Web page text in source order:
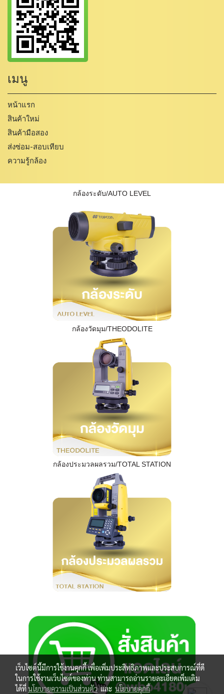
เมนู
หน้าแรก
สินค้าใหม่
สินค้ามือสอง
ส่งซ่อม-สอบเทียบ
ความรู้กล้อง
กล้องระดับ/AUTO LEVEL
กล้องวัดมุม/THEODOLITE
กล้องประมวลผลรวม/TOTAL STATION
เว็บไซต์นี้มีการใช้งานคุกกี้ เพื่อเพิ่มประสิทธิภาพและประสบการณ์ที่ดี
ในการใช้งานเว็บไซต์ของท่าน ท่านสามารถอ่านรายละเอียดเพิ่มเติม
ได้ที่นโยบายความเป็นส่วนตัวและ นโยบายคุกกี้